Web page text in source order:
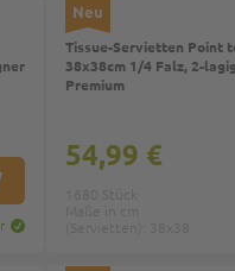
WARENKORB
Neu
Tissue-Servietten Point
38x38cm 1/4 Falz, 2-
Premium
54,99 €